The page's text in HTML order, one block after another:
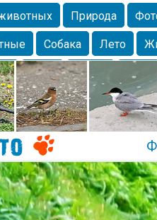
Природа
Собака Лето
Фото Озеро Глаза
Город Бабочка